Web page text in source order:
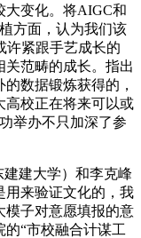
大变化。将AIGC和
方面，认为我们该
许紧跟手艺成长的
范畴的成长。指出
数据锻炼获得的，
高校正在将来可以或
举办不只加深了参
建大学）和李克峰
用来验证文化的，我
模子对意愿填报的意
的“市校融合计谋工